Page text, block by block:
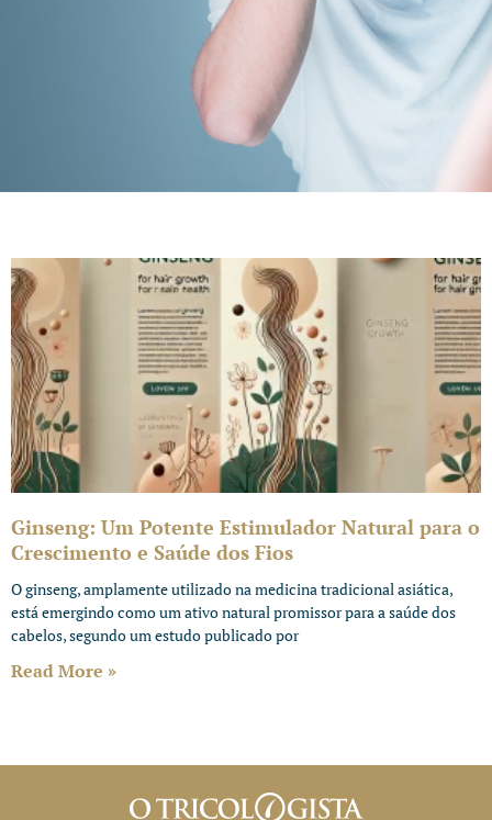
Ginseng: Um Potente Estimulador Natural para o
Crescimento e Saúde dos Fios
O ginseng, amplamente utilizado na medicina tradicional asiática,
está emergindo como um ativo natural promissor para a saúde dos
cabelos, segundo um estudo publicado por
Read More »